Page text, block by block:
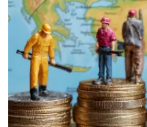
Eskişehir Siyaset
Siyaset
Türkiye Gündemi
Yerel